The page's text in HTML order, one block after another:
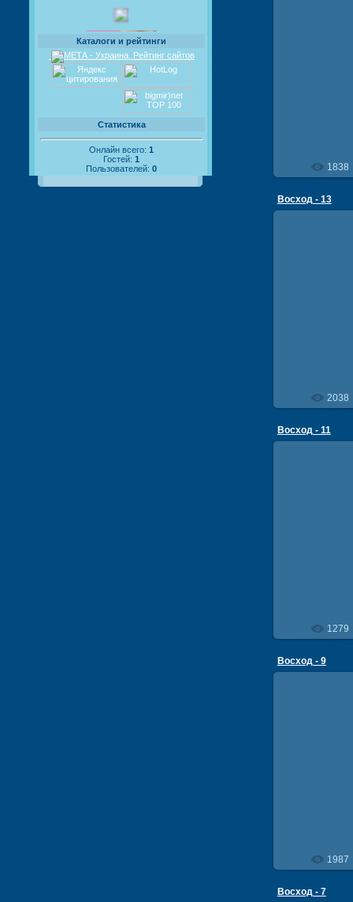
Каталоги и рейтинги
Статистика
Онлайн всего: 1
Гостей: 1
Пользователей: 0 1838
Восход - 13
2038
Восход - 11
1279
Восход - 9
1987
Восход - 7